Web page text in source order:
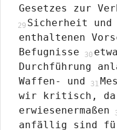
Gesetzes zur
Sicherheit und
enthaltenen
Befugnisse
Durchführung
Waffen- und
wir kritisch, da
erwiesenermaßen
anfällig sind